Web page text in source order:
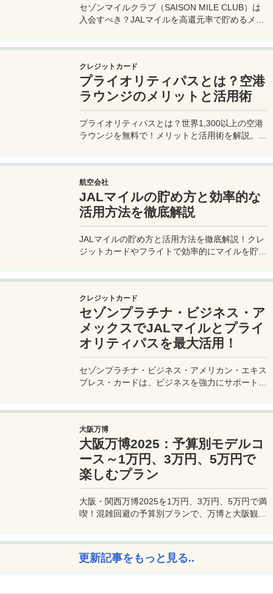
セゾンマイルクラブ（SAISON MILE CLUB）は
入会すべき？JALマイルを高還元率で貯めるメリ
クレジットカード
プライオリティパスとは？空港
ラウンジのメリットと活用術
プライオリティパスとは？世界1,300以上の空港
ラウンジを無料で！メリットと活用術を解説。セ
航空会社
JALマイルの貯め方と効率的な
活用方法を徹底解説
JALマイルの貯め方と活用方法を徹底解説！クレ
ジットカードやフライトで効率的にマイルを貯
クレジットカード
セゾンプラチナ・ビジネス・ア
メックスでJALマイルとプライ
オリティパスを最大活用！
セゾンプラチナ・ビジネス・アメリカン・エキス
プレス・カードは、ビジネスを強力にサポートす
最適です。初年度の年会費無料も魅力。ステータ
スと実用性を兼ね備えたビジネスカードで、あな
たのビジネスをワンランクアップさせませんか？
大阪万博
大阪万博2025：予算別モデルコ
ース～1万円、3万円、5万円で
楽しむプラン
大阪・関西万博2025を1万円、3万円、5万円で満
喫！混雑回避の予算別プランで、万博と大阪観光
更新記事をもっと見る..